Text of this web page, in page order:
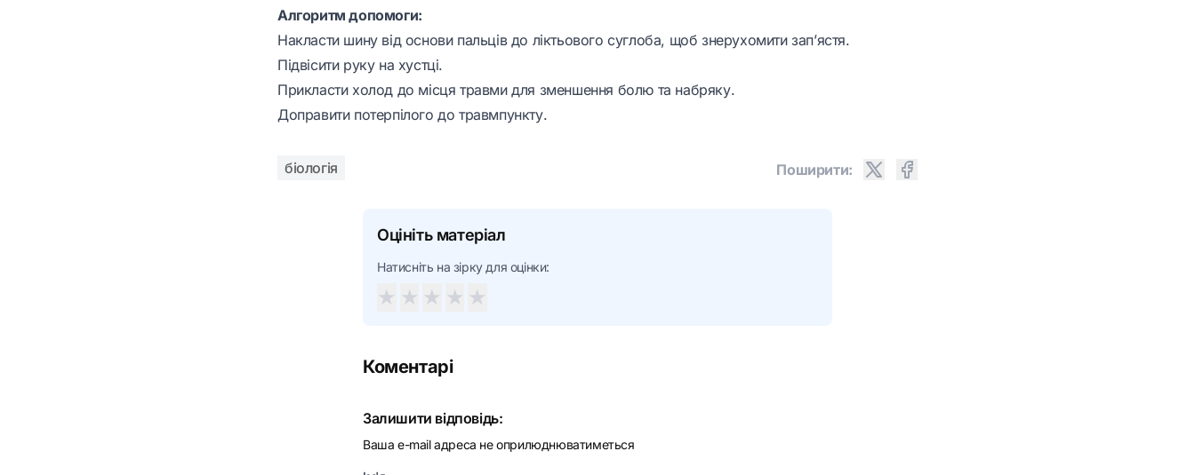
Алгоритм допомоги:
Накласти шину від основи пальців до ліктьового суглоба, щоб знерухомити зап’ястя.
Підвісити руку на хустці.
Прикласти холод до місця травми для зменшення болю та набряку.
Доправити потерпілого до травмпункту.
біологія Поширити:
Оцініть матеріал
Натисніть на зірку для оцінки:
★ ★ ★ ★ ★
Коментарі
Залишити відповідь:
Ваша e-mail адреса не оприлюднюватиметься